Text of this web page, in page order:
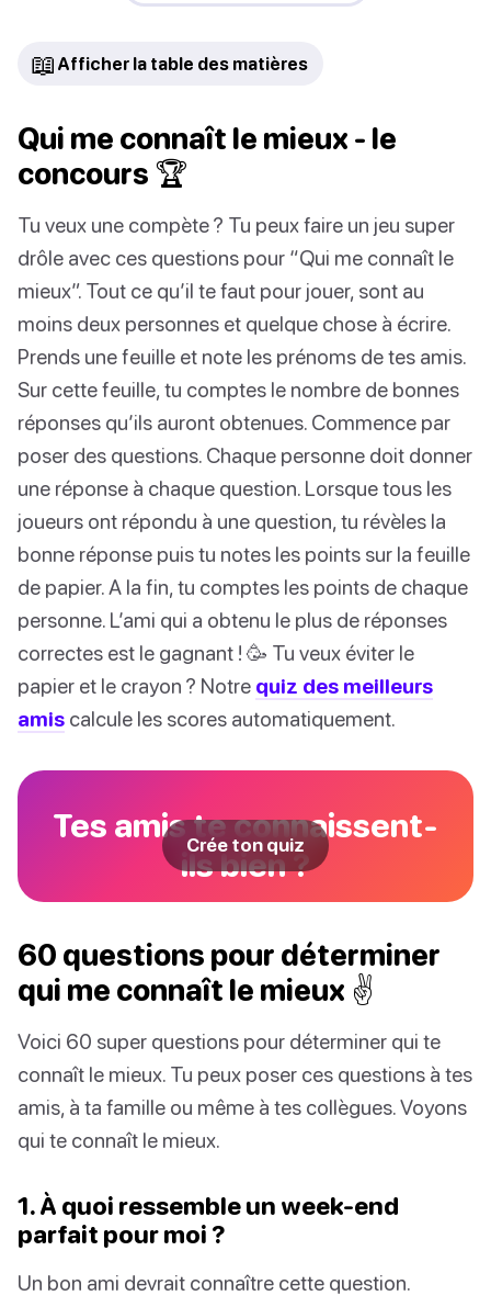
📖 Afficher la table des matières
Qui me connaît le mieux - le
concours 🏆
Tu veux une compète ? Tu peux faire un jeu super
drôle avec ces questions pour “Qui me connaît le
mieux”. Tout ce qu’il te faut pour jouer, sont au
moins deux personnes et quelque chose à écrire.
Prends une feuille et note les prénoms de tes amis.
Sur cette feuille, tu comptes le nombre de bonnes
réponses qu’ils auront obtenues. Commence par
poser des questions. Chaque personne doit donner
une réponse à chaque question. Lorsque tous les
joueurs ont répondu à une question, tu révèles la
bonne réponse puis tu notes les points sur la feuille
de papier. A la fin, tu comptes les points de chaque
personne. L’ami qui a obtenu le plus de réponses
correctes est le gagnant ! 🥳 Tu veux éviter le
papier et le crayon ? Notre quiz des meilleurs
amis calcule les scores automatiquement.
Tes amis te connaissent-
ils bien ?
Crée ton quiz
60 questions pour déterminer
qui me connaît le mieux ✌️
Voici 60 super questions pour déterminer qui te
connaît le mieux. Tu peux poser ces questions à tes
amis, à ta famille ou même à tes collègues. Voyons
qui te connaît le mieux.
1. À quoi ressemble un week-end
parfait pour moi ?
Un bon ami devrait connaître cette question.